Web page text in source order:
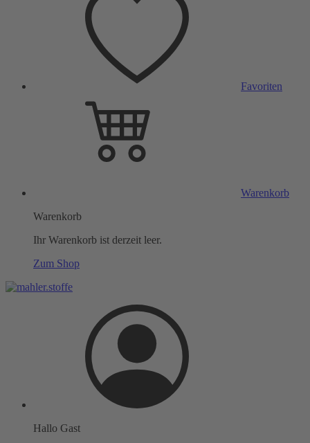
Favoriten
Warenkorb
Warenkorb
Ihr Warenkorb ist derzeit leer.
Zum Shop
Hallo Gast